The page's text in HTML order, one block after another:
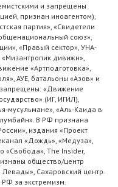
и запрещены
признан иноагентом),
партия», «Свидетели
союз»,
«Правый сектор», УНА-
дивижн»,
«Артподготовка»,
АУЕ, батальоны «Азов» и
«Движение
(ИГ, ИГИЛ),
мусульмане», «Аль-Каида в
В РФ признана
издания «Проект
«Дождь», «Медуза»,
«Свобода», The Insider,
общество/центр
Сахаровский центр.
за экстремизм.